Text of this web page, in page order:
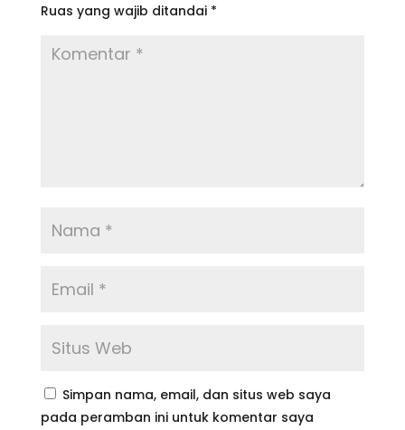
Ruas yang wajib ditandai *
Simpan nama, email, dan situs web saya
pada peramban ini untuk komentar saya